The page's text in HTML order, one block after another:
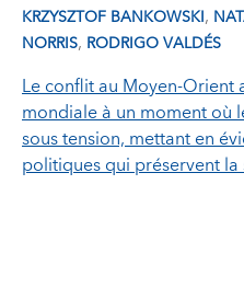
KRZYSZTOF BANKOWSKI,
NORRIS, RODRIGO VALDÉS
Le conflit au Moyen‑Orient
mondiale à un moment où
sous tension, mettant en
politiques qui préservent